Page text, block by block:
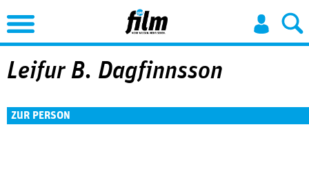
Jump to Navigation
Leifur B. Dagfinnsson
ZUR PERSON